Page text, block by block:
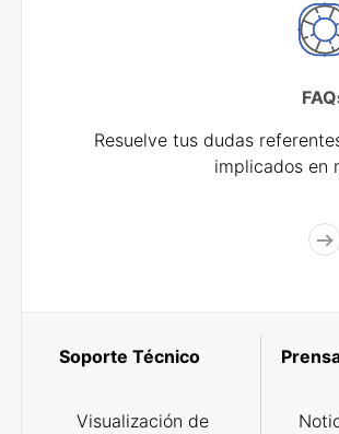
Resuelve tus dudas
implicados en
Soporte Técnico
Visualización de